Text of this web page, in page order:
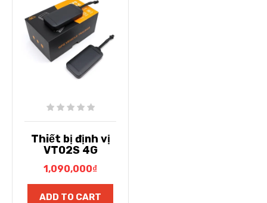
Thiết bị định vị
VT02S 4G
1,090,000₫
ADD TO CART